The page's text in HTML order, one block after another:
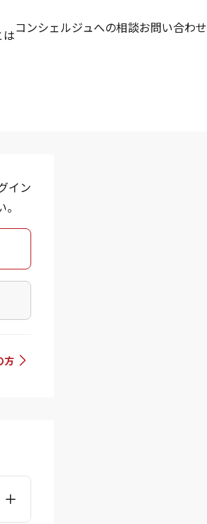
はコンシェルジュへの相談お問い合わせ
イン
方